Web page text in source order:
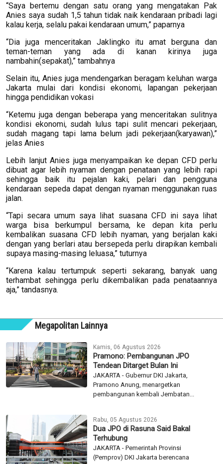
“Saya bertemu dengan satu orang yang mengatakan Pak
Anies saya sudah 1,5 tahun tidak naik kendaraan pribadi lagi
kalau kerja, selalu pakai kendaraan umum,” paparnya
“Dia juga menceritakan Jaklingko itu amat berguna dan
teman-teman yang ada di kanan kirinya juga
nambahin(sepakat),” tambahnya
Selain itu, Anies juga mendengarkan beragam keluhan warga
Jakarta mulai dari kondisi ekonomi, lapangan pekerjaan
hingga pendidikan vokasi
“Ketemu juga dengan beberapa yang menceritakan sulitnya
kondisi ekonomi, sudah lulus tapi sulit mencari pekerjaan,
sudah magang tapi lama belum jadi pekerjaan(karyawan),”
jelas Anies
Lebih lanjut Anies juga menyampaikan ke depan CFD perlu
dibuat agar lebih nyaman dengan penataan yang lebih rapi
sehingga baik itu pejalan kaki, pelari dan pengguna
kendaraan sepeda dapat dengan nyaman menggunakan ruas
jalan.
“Tapi secara umum saya lihat suasana CFD ini saya lihat
warga bisa berkumpul bersama, ke depan kita perlu
kembalikan suasana CFD lebih nyaman, yang berjalan kaki
dengan yang berlari atau bersepeda perlu dirapikan kembali
supaya masing-masing leluasa,” tuturnya
“Karena kalau tertumpuk seperti sekarang, banyak uang
terhambat sehingga perlu dikembalikan pada penataannya
aja,” tandasnya.
Megapolitan Lainnya
Kamis, 06 Agustus 2026
Pramono: Pembangunan JPO
Tendean Ditarget Bulan Ini
JAKARTA - Gubernur DKI Jakarta,
Pramono Anung, menargetkan
pembangunan kembali Jembatan...
Rabu, 05 Agustus 2026
Dua JPO di Rasuna Said Bakal
Terhubung
JAKARTA - Pemerintah Provinsi
(Pemprov) DKI Jakarta berencana